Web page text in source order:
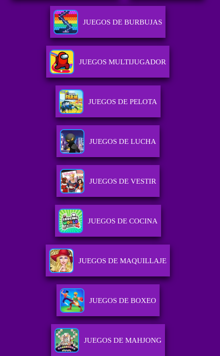
JUEGOS DE BURBUJAS
JUEGOS MULTIJUGADOR
JUEGOS DE PELOTA
JUEGOS DE LUCHA
JUEGOS DE VESTIR
JUEGOS DE COCINA
JUEGOS DE MAQUILLAJE
JUEGOS DE BOXEO
JUEGOS DE MAHJONG